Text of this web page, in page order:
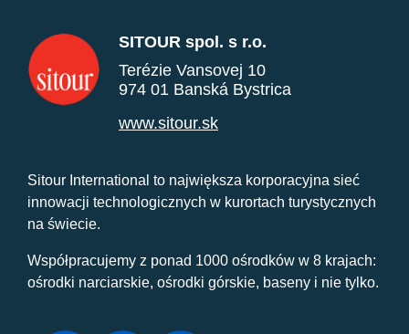
SITOUR spol. s r.o.
Terézie Vansovej 10
974 01 Banská Bystrica
www.sitour.sk
Sitour International to największa korporacyjna sieć
innowacji technologicznych w kurortach turystycznych
na świecie.
Współpracujemy z ponad 1000 ośrodków w 8 krajach:
ośrodki narciarskie, ośrodki górskie, baseny i nie tylko.